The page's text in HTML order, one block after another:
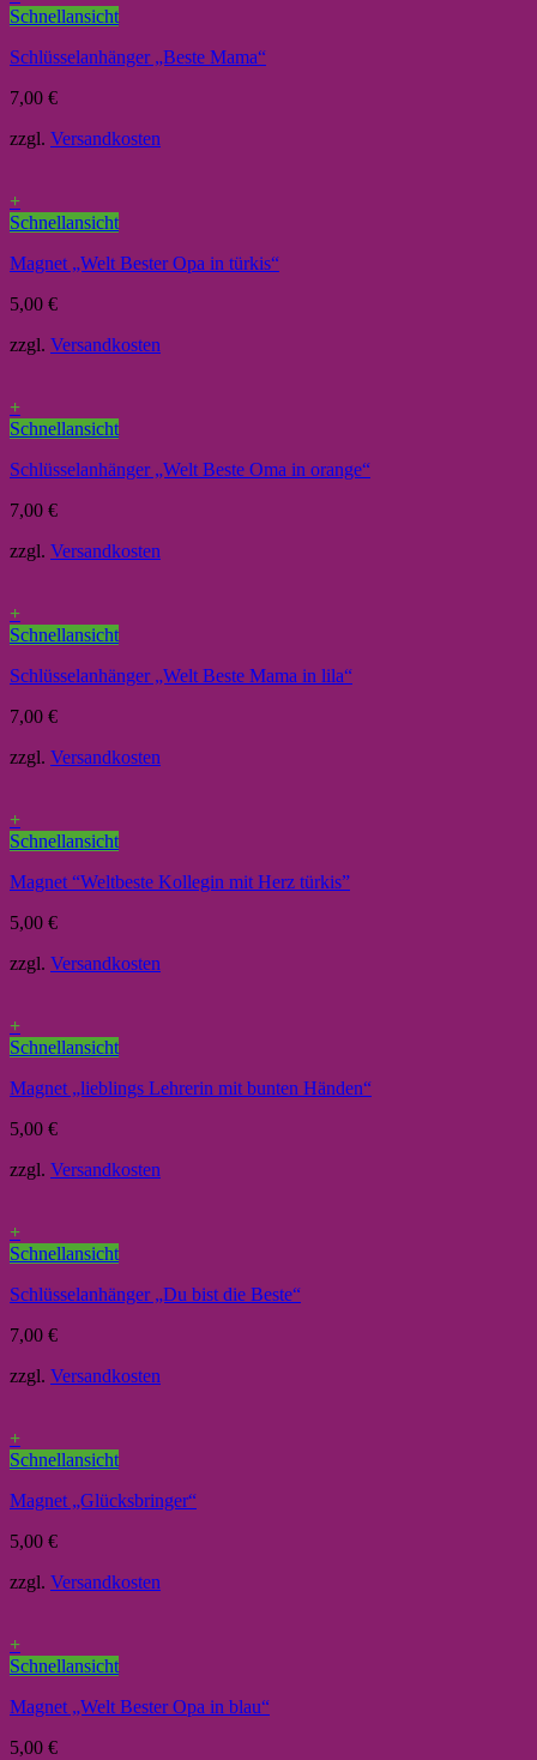
Schnellansicht
Schlüsselanhänger „Beste Mama“
7,00 €
zzgl. Versandkosten
+
Schnellansicht
Magnet „Welt Bester Opa in türkis“
5,00 €
zzgl. Versandkosten
+
Schnellansicht
Schlüsselanhänger „Welt Beste Oma in orange“
7,00 €
zzgl. Versandkosten
+
Schnellansicht
Schlüsselanhänger „Welt Beste Mama in lila“
7,00 €
zzgl. Versandkosten
+
Schnellansicht
Magnet “Weltbeste Kollegin mit Herz türkis”
5,00 €
zzgl. Versandkosten
+
Schnellansicht
Magnet „lieblings Lehrerin mit bunten Händen“
5,00 €
zzgl. Versandkosten
+
Schnellansicht
Schlüsselanhänger „Du bist die Beste“
7,00 €
zzgl. Versandkosten
+
Schnellansicht
Magnet „Glücksbringer“
5,00 €
zzgl. Versandkosten
+
Schnellansicht
Magnet „Welt Bester Opa in blau“
5,00 €